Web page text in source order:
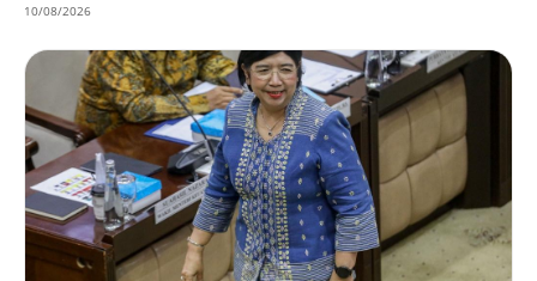
10/08/2026